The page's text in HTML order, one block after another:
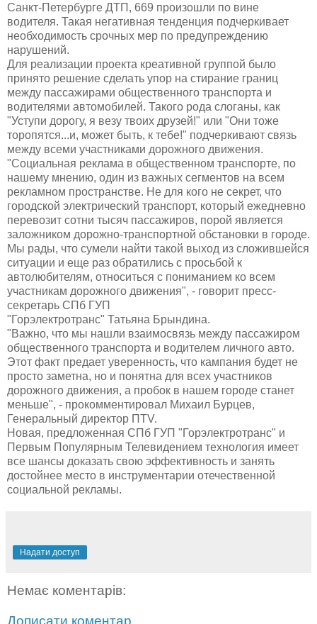
Санкт-Петербурге ДТП, 669 произошли по вине
водителя. Такая негативная тенденция подчеркивает
необходимость срочных мер по предупреждению
нарушений.
Для реализации проекта креативной группой было
принято решение сделать упор на стирание границ
между пассажирами общественного транспорта и
водителями автомобилей. Такого рода слоганы, как
"Уступи дорогу, я везу твоих друзей!" или "Они тоже
торопятся...и, может быть, к тебе!" подчеркивают связь
между всеми участниками дорожного движения.
"Социальная реклама в общественном транспорте, по
нашему мнению, один из важных сегментов на всем
рекламном пространстве. Не для кого не секрет, что
городской электрический транспорт, который ежедневно
перевозит сотни тысяч пассажиров, порой является
заложником дорожно-транспортной обстановки в городе.
Мы рады, что сумели найти такой выход из сложившейся
ситуации и еще раз обратились с просьбой к
автолюбителям, относиться с пониманием ко всем
участникам дорожного движения", - говорит пресс-
секретарь СПб ГУП
"Горэлектротранс" Татьяна Брындина.
"Важно, что мы нашли взаимосвязь между пассажиром
общественного транспорта и водителем личного авто.
Этот факт предает уверенность, что кампания будет не
просто заметна, но и понятна для всех участников
дорожного движения, а пробок в нашем городе станет
меньше", - прокомментировал Михаил Бурцев,
Генеральный директор ПTV.
Новая, предложенная СПб ГУП "Горэлектротранс" и
Первым Популярным Телевидением технология имеет
все шансы доказать свою эффективность и занять
достойнее место в инструментарии отечественной
социальной рекламы.
Надати доступ
Немає коментарів: